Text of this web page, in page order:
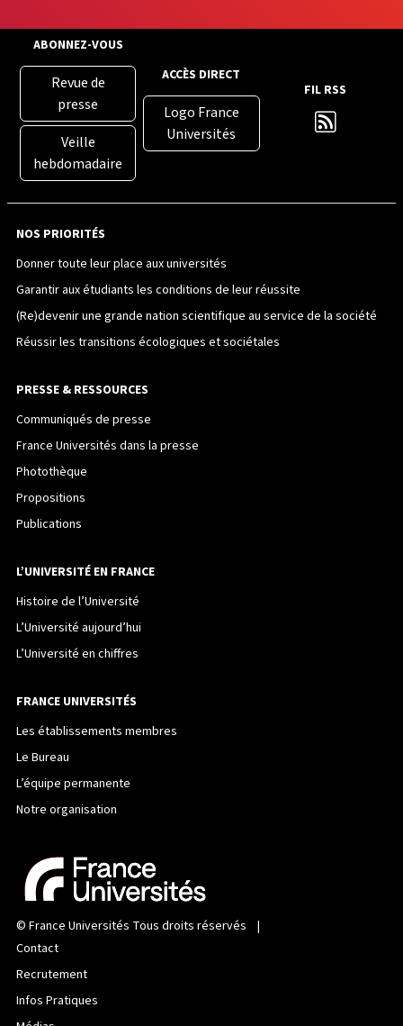
ABONNEZ-VOUS
Revue de
presse
Veille
hebdomadaire
ACCÈS DIRECT
Logo France
Universités
FIL RSS
NOS PRIORITÉS
Donner toute leur place aux universités
Garantir aux étudiants les conditions de leur réussite
(Re)devenir une grande nation scientifique au service de la société
Réussir les transitions écologiques et sociétales
PRESSE & RESSOURCES
Communiqués de presse
France Universités dans la presse
Photothèque
Propositions
Publications
L’UNIVERSITÉ EN FRANCE
Histoire de l’Université
L’Université aujourd’hui
L’Université en chiffres
FRANCE UNIVERSITÉS
Les établissements membres
Le Bureau
L’équipe permanente
Notre organisation
© France Universités Tous droits réservés |
Contact
Recrutement
Infos Pratiques